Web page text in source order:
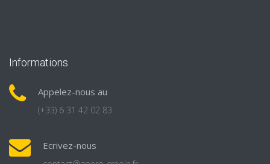
Informations
Appelez-nous au
(+33) 6 31 42 02 83
Ecrivez-nous